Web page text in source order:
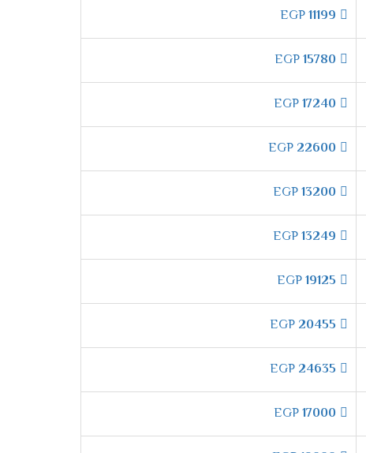
الامر ما يبحث عنة العملاء .
البيئة .
خلالها نقوم بضبط الجهاز على وقت محدد وسيقوم
11199
15780
17240
22600
13200
13249
19125
20455
24635
17000